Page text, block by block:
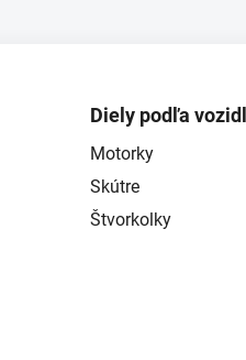
Diely podľa
Motorky
Skútre
Štvorkolky